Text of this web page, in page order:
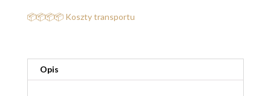
SŁODKO
📦📦📦📦 Koszty transportu
Opis